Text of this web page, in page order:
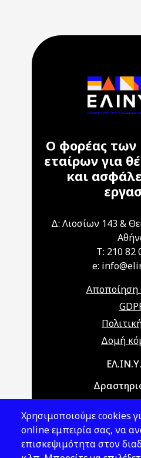
Ο φορέας των
εταίρων για
και
Δ: Λιοσίων 143 &
T: 210 82
e:
Αποποίηση
Δομή
Main navigation
Χρησιμοποιούμε cookies
online εμπειρία σας, να
επισκεψιμότητα στον